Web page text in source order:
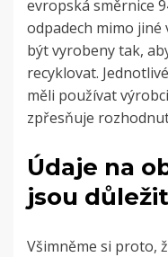
evropská směrnice
odpadech mimo jiné
být vyrobeny tak,
recyklovat.
měli používat
zpřesňuje
Údaje na
jsou
Všimněme si proto,